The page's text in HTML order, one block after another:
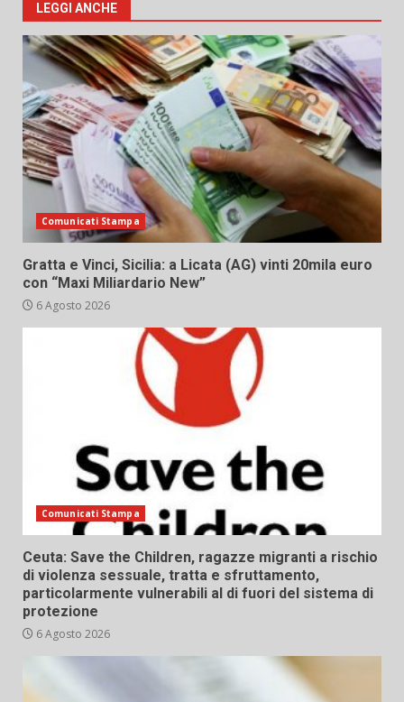
LEGGI ANCHE
Comunicati Stampa
Gratta e Vinci, Sicilia: a Licata (AG) vinti 20mila euro
con “Maxi Miliardario New”
6 Agosto 2026
Comunicati Stampa
Ceuta: Save the Children, ragazze migranti a rischio
di violenza sessuale, tratta e sfruttamento,
particolarmente vulnerabili al di fuori del sistema di
protezione
6 Agosto 2026